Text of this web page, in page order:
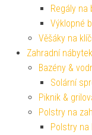
Regály na
Výklopné
Věšáky na
Zahradní nábytek
Bazény &
Solární
Piknik &
Polstry na
Polstry na